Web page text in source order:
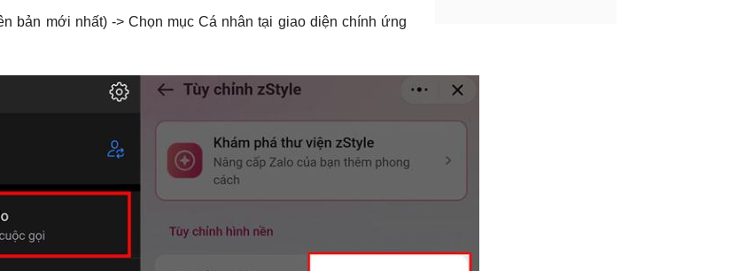
bản mới nhất) -> Chọn mục Cá nhân tại giao diện chính ứng